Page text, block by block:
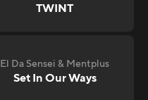
TWINT
El Da Sensei & Mentplus
Set In Our Ways